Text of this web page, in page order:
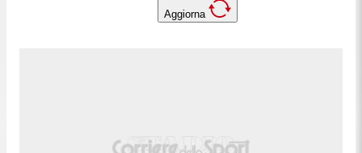
Aggiorna